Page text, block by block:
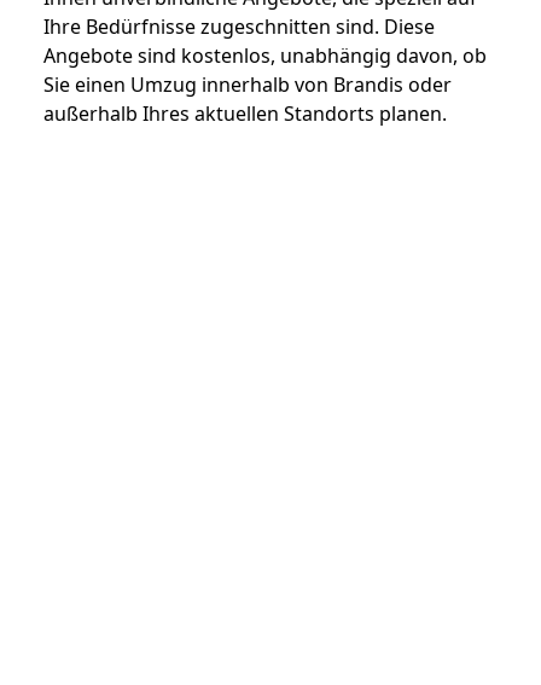
Ihre Bedürfnisse zugeschnitten sind. Diese
Angebote sind kostenlos, unabhängig davon, ob
Sie einen Umzug innerhalb von Brandis oder
außerhalb Ihres aktuellen Standorts planen.